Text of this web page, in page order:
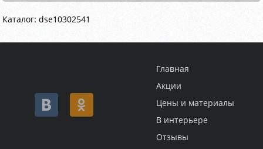
Каталог: dse10302541
Главная
Акции
Цены и материалы
В интерьере
Отзывы